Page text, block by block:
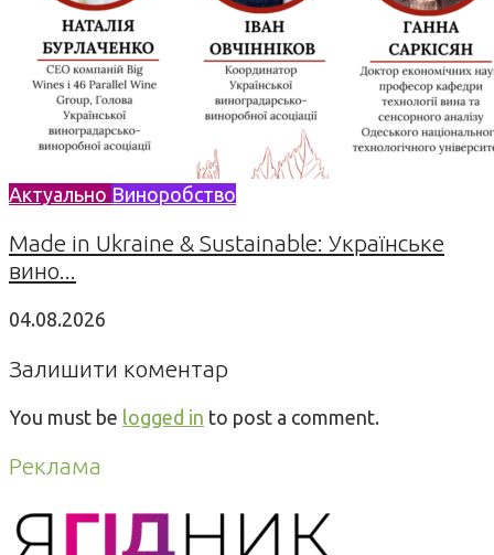
Актуально Виноробство
Made in Ukraine & Sustainable: Українське
вино...
04.08.2026
Залишити коментар
You must be logged in to post a comment.
Реклама